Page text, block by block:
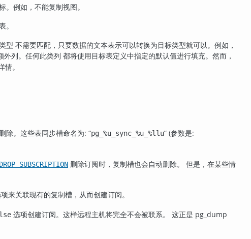
例如，不能复制视图。
。
不需要匹配，只要数据的文本表示可以转换为目标类型就可以。例如，
列。任何此类列 都将使用目标表定义中指定的默认值进行填充。然而，
情。
除。这些表同步槽命名为: “pg_%u_sync_%u_%llu” (参数是:
DROP SUBSCRIPTION 删除订阅时，复制槽也会自动删除。 但是，在某些情
来关联现有的复制槽，从而创建订阅。
选项创建订阅。这样远程主机将完全不会被联系。 这正是 pg_dump